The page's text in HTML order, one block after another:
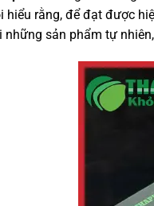
hiểu rằng, để đạt được
những sản phẩm tự